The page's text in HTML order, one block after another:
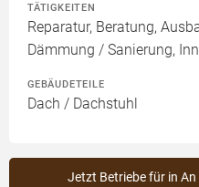
TÄTIGKEITEN
Reparatur, Beratung,
Dämmung / Sanierung,
GEBÄUDETEILE
Dach / Dachstuhl
Jetzt Betriebe für in An